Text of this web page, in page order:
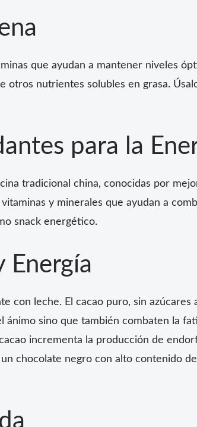
que ayudan a mantener niveles
otros nutrientes solubles en grasa.
para la
tradicional china, conocidas por
y minerales que ayudan a
snack energético.
Energía
con leche. El cacao puro, sin azúcares
sino que también combaten la
incrementa la producción de
chocolate negro con alto contenido